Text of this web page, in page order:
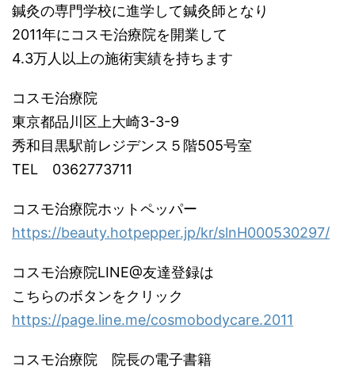
鍼灸の専門学校に進学して鍼灸師となり
2011年にコスモ治療院を開業して
4.3万人以上の施術実績を持ちます
コスモ治療院
東京都品川区上大崎3-3-9
秀和目黒駅前レジデンス５階505号室
TEL 0362773711
コスモ治療院ホットペッパー
https://beauty.hotpepper.jp/kr/slnH000530297/
コスモ治療院LINE@友達登録は
こちらのボタンをクリック
https://page.line.me/cosmobodycare.2011
コスモ治療院 院長の電子書籍